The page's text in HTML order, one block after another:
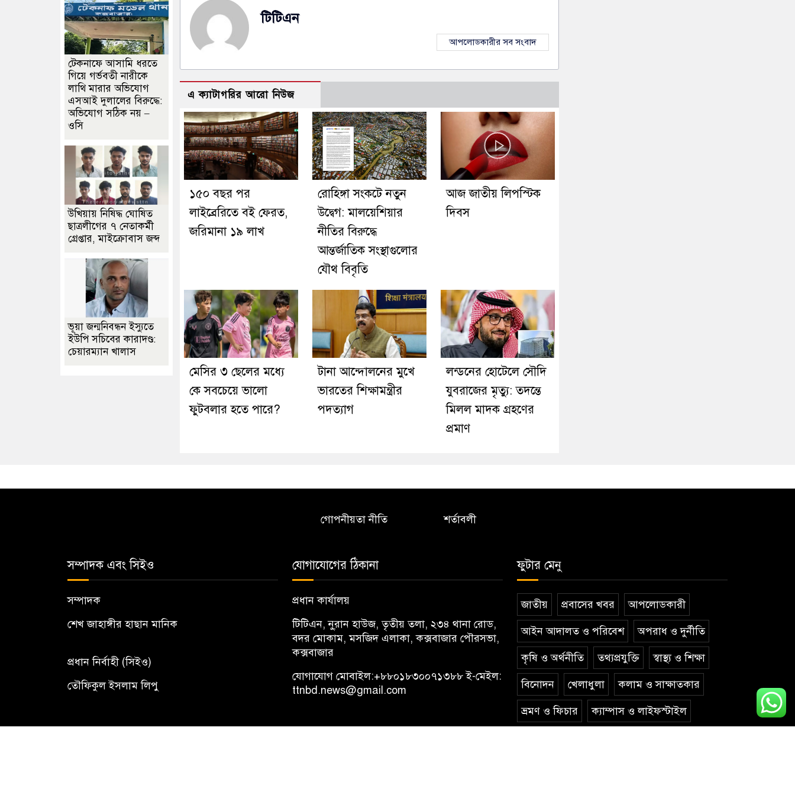
টিটিএন
আপলোডকারীর সব সংবাদ
এ ক্যাটাগরির আরো নিউজ
১৫০ বছর পর
লাইব্রেরিতে বই ফেরত,
জরিমানা ১৯ লাখ
রোহিঙ্গা সংকটে নতুন
উদ্বেগ: মালয়েশিয়ার
নীতির বিরুদ্ধে
আন্তর্জাতিক সংস্থাগুলোর
যৌথ বিবৃতি
আজ জাতীয় লিপস্টিক
দিবস
মেসির ৩ ছেলের মধ্যে
কে সবচেয়ে ভালো
ফুটবলার হতে পারে?
টানা আন্দোলনের মুখে
ভারতের শিক্ষামন্ত্রীর
পদত্যাগ
লন্ডনের হোটেলে সৌদি
যুবরাজের মৃত্যু: তদন্তে
মিলল মাদক গ্রহণের
প্রমাণ
টেকনাফে আসামি ধরতে
গিয়ে গর্ভবতী নারীকে
লাথি মারার অভিযোগ
এসআই দুলালের বিরুদ্ধে:
অভিযোগ সঠিক নয় –
ওসি
উখিয়ায় নিষিদ্ধ ঘোষিত
ছাত্রলীগের ৭ নেতাকর্মী
গ্রেপ্তার, মাইক্রোবাস জব্দ
ভূয়া জন্মনিবন্ধন ইস্যুতে
ইউপি সচিবের কারাদণ্ড:
চেয়ারম্যান খালাস
গোপনীয়তা নীতি শর্তাবলী
সম্পাদক এবং সিইও
সম্পাদক
শেখ জাহাঙ্গীর হাছান মানিক
প্রধান নির্বাহী (সিইও)
তৌফিকুল ইসলাম লিপু
যোগাযোগের ঠিকানা
প্রধান কার্যালয়
টিটিএন, নু্রান হাউজ, তৃতীয় তলা, ২৩৪ থানা রোড,
বদর মোকাম, মসজিদ এলাকা, কক্সবাজার পৌরসভা,
কক্সবাজার
যোগাযোগ মোবাইল:+৮৮০১৮৩০০৭১৩৮৮ই-মেইল:
ttnbd.news@gmail.com
ফুটার মেনু
জাতীয় প্রবাসের খবর আপলোডকারী
আইন আদালত ও পরিবেশ অপরাধ ও দুর্নীতি
কৃষি ও অর্থনীতি তথ্যপ্রযুক্তি স্বাস্থ্য ও শিক্ষা
বিনোদন খেলাধুলা কলাম ও সাক্ষাতকার
ভ্রমণ ও ফিচার ক্যাম্পাস ও লাইফস্টাইল